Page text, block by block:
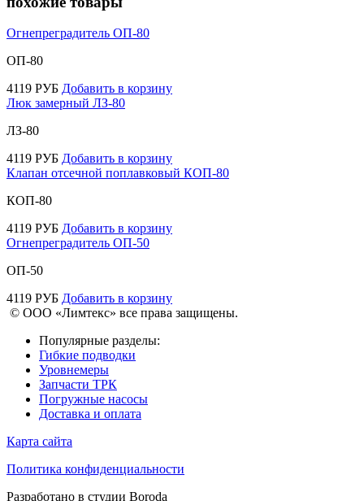
Огнепреградитель ОП-80
ОП-80
4119 РУБ Добавить в корзину
Люк замерный ЛЗ-80
ЛЗ-80
4119 РУБ Добавить в корзину
Клапан отсечной поплавковый КОП-80
КОП-80
4119 РУБ Добавить в корзину
Огнепреградитель ОП-50
ОП-50
4119 РУБ Добавить в корзину
© ООО «Лимтекс» все права защищены.
Популярные разделы:
Гибкие подводки
Уровнемеры
Запчасти ТРК
Погружные насосы
Доставка и оплата
Карта сайта
Политика конфиденциальности
Разработано в студии Boroda